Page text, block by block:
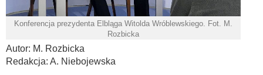
Konferencja prezydenta Elbląga Witolda Wróblewskiego. Fot. M.
Rozbicka
Autor: M. Rozbicka
Redakcja: A. Niebojewska